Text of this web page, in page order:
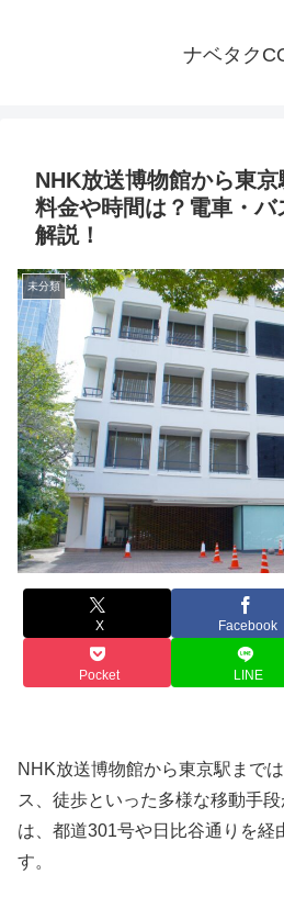
ナベタク
NHK放送博物館から東
料金や時間は？電車・
解説！
未分類
X Facebook
Pocket LINE
NHK放送博物館から東京駅まで
ス、徒歩といった多様な移動手
は、都道301号や日比谷通りを経
す。